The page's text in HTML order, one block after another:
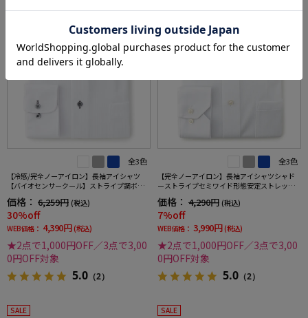
全3色
【冷感/完全ノーアイロン】長袖アイシャツ
【バイオセンサークール】ストライプ調ボタ
効果吸汗速乾ワイシャツ春夏
価格： 6,259円 (税込)
30%off
WEB価格： 4,390円 (税込)
★2点で1,000円OFF／3点で3,00
0円OFF対象
5.0 （2）
全3色
【完全ノーアイロン】長袖アイシャツシャド
ーストライプセミワイド形態安定ストレッチ
価格： 4,290円 (税込)
7%off
WEB価格： 3,990円 (税込)
★2点で1,000円OFF／3点で3,00
0円OFF対象
5.0 （2）
SALE SALE